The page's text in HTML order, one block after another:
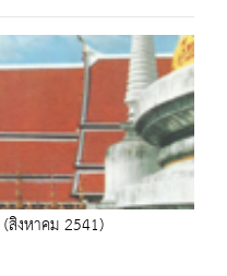
งหาคม 2541)